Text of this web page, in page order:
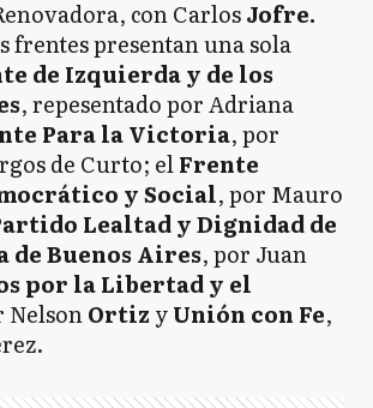
con CarlosJofre.
frentes presentan una sola
de Izquierda y de los
, repesentado por Adriana
Para la Victoria, por
de Curto; elFrente
y Social, por Mauro
Lealtad y Dignidad de
Buenos Aires, por Juan
por la Libertad y el
NelsonOrtiz yUnión con Fe,